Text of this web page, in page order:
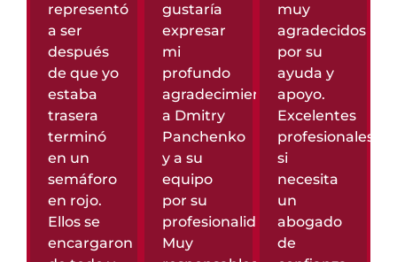
representó
a ser
después
de que yo
estaba
trasera
terminó
en un
semáforo
en rojo.
Ellos se
encargaron
gustaría
expresar
mi
profundo
agradecimiento
a Dmitry
Panchenko
y a su
equipo
por su
profesionalidad.
Muy
muy
agradecidos
por su
ayuda y
apoyo.
Excelentes
profesionales,
si
necesita
un
abogado
de